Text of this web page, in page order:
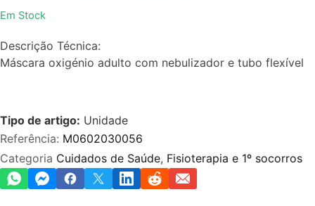
0
5
Em Stock
Descrição Técnica:
Máscara oxigénio adulto com nebulizador e tubo flexível
Tipo de artigo: Unidade
Referência: M0602030056
Categoria Cuidados de Saúde, Fisioterapia e 1º socorros